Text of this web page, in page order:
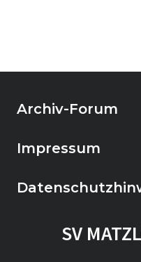
Archiv-Forum
Impressum
SV